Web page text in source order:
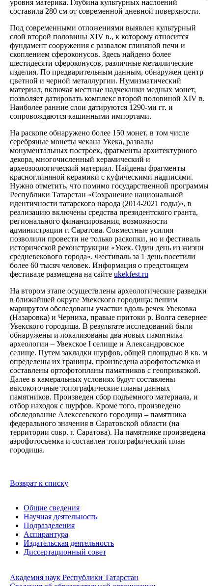
уровня материка. Глубина культурных наслоений
составила 280 см от современной дневной поверхности.
Под современными отложениями выявлен культурный
слой второй половины XIV в., к которому относится
фундамент сооружения с развалом глиняной печи и
скоплением сфероконусов. Здесь найдено более
шестидесяти сфероконусов, различные металлические
изделия. По предварительным данным, обнаружен центр
цветной и черной металлургии. Нумизматический
материал, включая местные надчеканки медных монет,
позволяет датировать комплекс второй половиной XIV в.
Наиболее ранние слои датируются 1290-ми гг. и
сопровождаются кашинными импортами.
На раскопе обнаружено более 150 монет, в том числе
серебряные монеты чекана Укека, развалы
монументальных построек, фрагменты архитектурного
декора, многочисленный керамический и
археозоологический материал. Найдены фрагменты
красноглиняной керамики с куфическими надписями.
Нужно отметить, что помимо государственной программы
Республики Татарстан «Сохранение национальной
идентичности татарского народа (2014-2021 годы)», в
реализацию включены средства президентского гранта,
регионального финансирования, возможности
администрации г. Саратова. Совместные усилия
позволили провести не только раскопки, но и фестиваль
исторической реконструкции «Укек. Один день из жизни
средневекового города». Фестиваль за 1 день посетили
более 60 тысяч человек. Информация о предстоящем
фестивале размещена на сайте ukekfest.ru
На втором этапе осуществлены археологические разведки
в ближайшей округе Увекского городища: пешим
маршрутом обследованы участки вдоль речек Увековка
(Назаровка) и Черниха, правые притоки р. Волга севернее
Увекского городища. В результате исследований были
обнаружены и локализованы два новых памятника
археологии – Увекское I селище и Александровское
селище. Путем закладки шурфов, общей площадью 8 кв. м
определены их границы, произведена аэрофотосъемка и
составлены ортофотопланы памятников с геопривязкой.
Далее в камеральных условиях будут составлены
высокоточные топографические планы данных
памятников. Произведен сбор подъемного материала, и
отбор находок с шурфов. Кроме того, произведено
обследование Алекссевского городища – памятника
федерального значения в Саратовской области (на
территории совр. г. Саратова). На памятнике произведена
аэрофотосъемка и составлен топографический план
городища.
Возврат к списку
Общие сведения
Научная деятельность
Подразделения
Аспирантура
Издательская деятельность
Диссертационный совет
Академия наук Республики Татарстан